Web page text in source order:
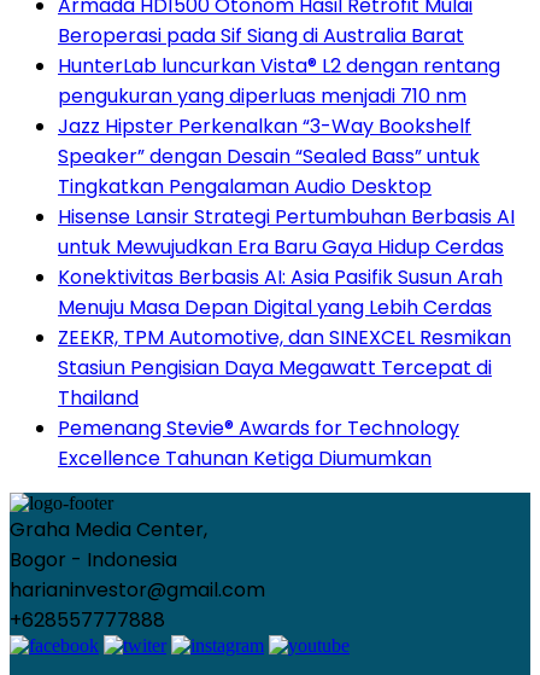
Armada HD1500 Otonom Hasil Retrofit Mulai
Beroperasi pada Sif Siang di Australia Barat
HunterLab luncurkan Vista® L2 dengan rentang
pengukuran yang diperluas menjadi 710 nm
Jazz Hipster Perkenalkan “3-Way Bookshelf
Speaker” dengan Desain “Sealed Bass” untuk
Tingkatkan Pengalaman Audio Desktop
Hisense Lansir Strategi Pertumbuhan Berbasis AI
untuk Mewujudkan Era Baru Gaya Hidup Cerdas
Konektivitas Berbasis AI: Asia Pasifik Susun Arah
Menuju Masa Depan Digital yang Lebih Cerdas
ZEEKR, TPM Automotive, dan SINEXCEL Resmikan
Stasiun Pengisian Daya Megawatt Tercepat di
Thailand
Pemenang Stevie® Awards for Technology
Excellence Tahunan Ketiga Diumumkan
Graha Media Center,
Bogor - Indonesia
harianinvestor@gmail.com
+628557777888